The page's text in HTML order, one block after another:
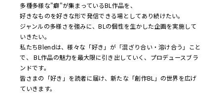
多種多様な"癖"が集まっているBL作品を、
好きなものを好きな形で発信できる場としてあり続けたい。
ジャンルの多様さを強みに、BLの個性を生かした企画を実施して
いきたい。
私たちBlendは、様々な「好き」が「混ざり合い・溶け合う」こと
で、 BL作品の魅力を最大限に引き出していく、プロデュースブラ
ンドです。
皆さまの「好き」を読者に届け、新たな「創作BL」の世界を広げ
ていきます。